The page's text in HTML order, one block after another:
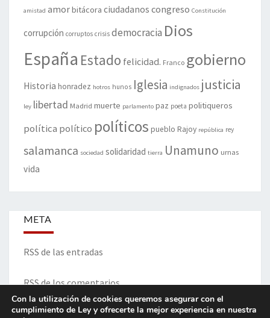
amistad amorbitácora ciudadanos congreso Constitución
corrupción corruptos crisis democracia Dios
España Estado felicidad. Franco gobierno
Historia honradez hotros hunos Iglesia indignados justicia
ley libertad Madrid muerte parlamento paz poeta politiqueros
política político políticos pueblo Rajoy república rey
salamanca sociedad solidaridad tierra Unamuno urnas
vida
META
RSS de las entradas
RSS de los comentarios
Con la utilización de cookies queremos asegurar con el
cumplimiento de Ley y ofrecerte la mejor experiencia en nuestra